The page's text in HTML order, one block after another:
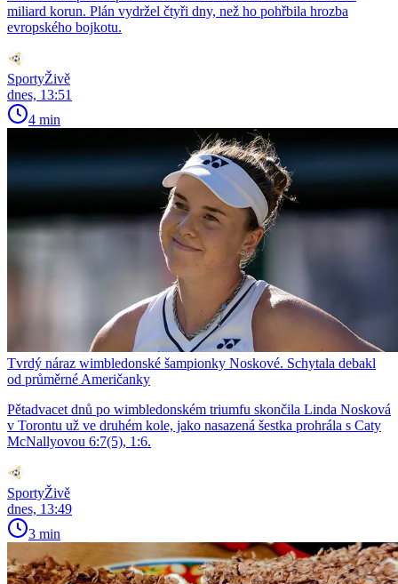
miliard korun. Plán vydržel čtyři dny, než ho pohřbila hrozba
evropského bojkotu.
SportyŽivě
dnes, 13:51
4 min
Tvrdý náraz wimbledonské šampionky Noskové. Schytala debakl
od průměrné Američanky
Pětadvacet dnů po wimbledonském triumfu skončila Linda Nosková
v Torontu už ve druhém kole, jako nasazená šestka prohrála s Caty
McNallyovou 6:7(5), 1:6.
SportyŽivě
dnes, 13:49
3 min